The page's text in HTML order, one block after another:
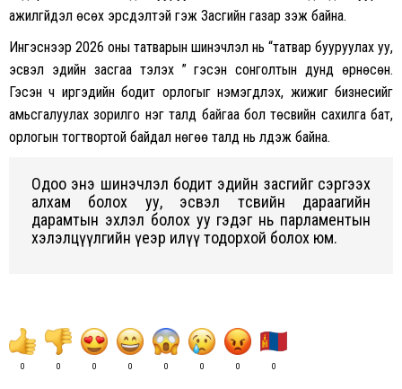
ажилгүйдэл өсөх эрсдэлтэй гэж Засгийн газар үзэж байна.
Ингэснээр 2026 оны татварын шинэчлэл нь “татвар бууруулах уу,
эсвэл эдийн засгаа тэлэх үү” гэсэн сонголтын дунд өрнөсөн.
Гэсэн ч иргэдийн бодит орлогыг нэмэгдүүлэх, жижиг бизнесийг
амьсгалуулах зорилго нэг талд байгаа бол төсвийн сахилга бат,
орлогын тогтвортой байдал нөгөө талд нь үлдэж байна.
Одоо энэ шинэчлэл бодит эдийн засгийг сэргээх
алхам болох уу, эсвэл төсвийн дараагийн
дарамтын эхлэл болох уу гэдэг нь парламентын
хэлэлцүүлгийн үеэр илүү тодорхой болох юм.
0 0 0 0 0 0 0 0